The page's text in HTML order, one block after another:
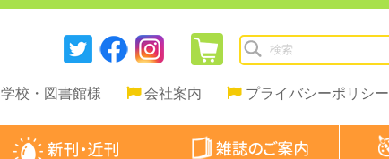
学校・図書館様 会社案内 プライバシーポリシー